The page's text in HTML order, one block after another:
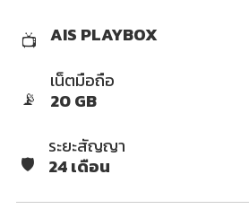
📺 AIS PLAYBOX
📡
เน็ตมือถือ
20 GB
🛡️
ระยะสัญญา
24 เดือน